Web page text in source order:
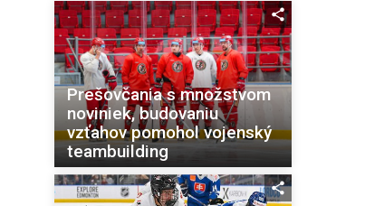
Prešovčania s množstvom
noviniek, budovaniu
vzťahov pomohol vojenský
teambuilding